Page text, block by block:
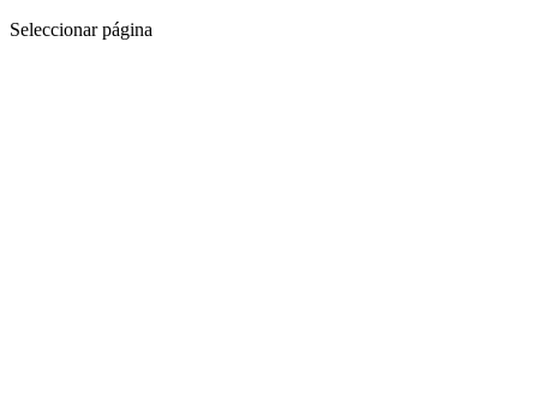
Seleccionar página